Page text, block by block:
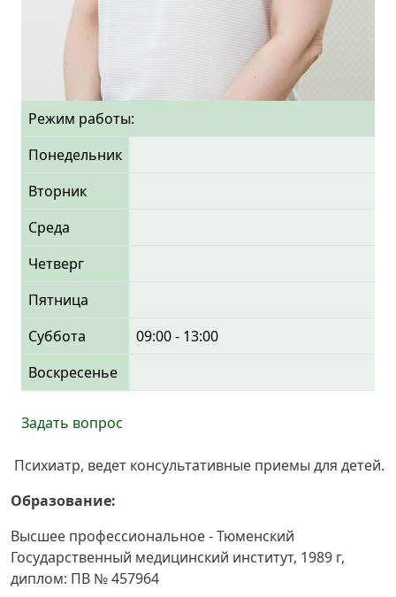
Режим работы:
Понедельник
Вторник
Среда
Четверг
Пятница
Суббота
09:00 - 13:00
Воскресенье
Задать вопрос
Психиатр, ведет консультативные приемы для детей.
Образование:
Высшее профессиональное - Тюменский
Государственный медицинский институт, 1989 г,
диплом: ПВ № 457964